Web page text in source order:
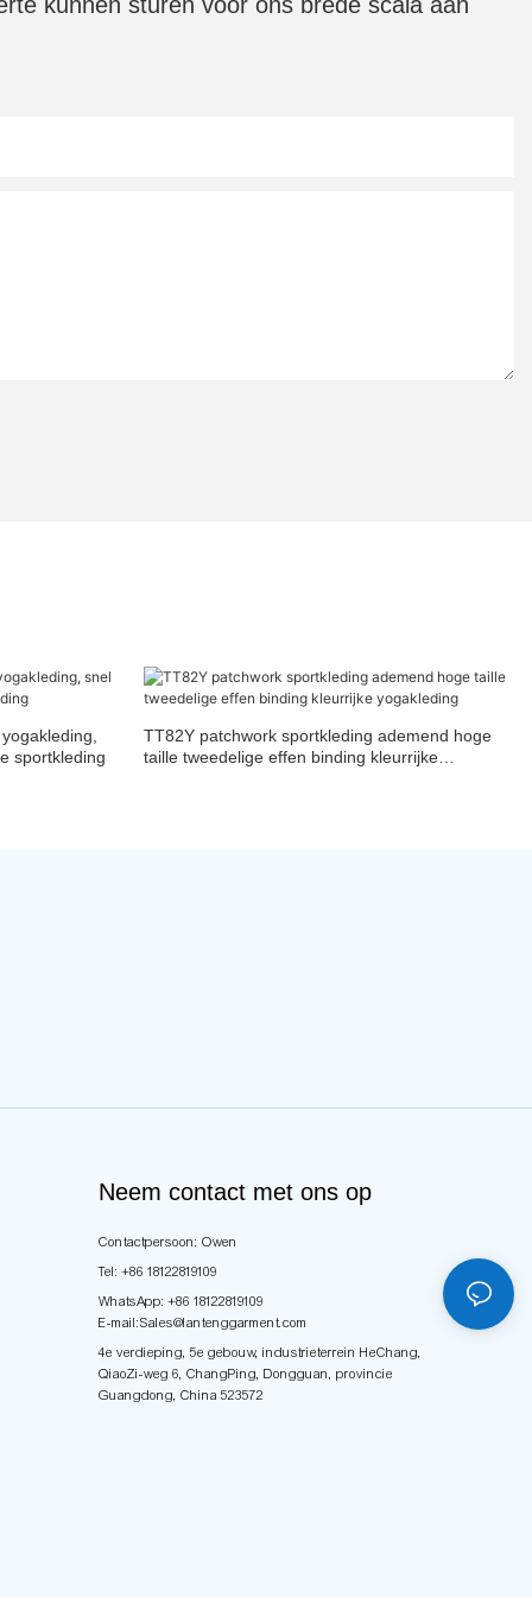
sportkleding
TT82Y patchwork sportkleding ademend hoge
taille tweedelige effen binding kleurrijke
Neem contact met ons op
Contactpersoon: Owen
Tel: +86 18122819109
WhatsApp: +86 18122819109
E-mail:Sales@lantenggarment.com
4e verdieping, 5e gebouw, industrieterrein HeChang,
QiaoZi-weg 6, ChangPing, Dongguan, provincie
Guangdong, China 523572